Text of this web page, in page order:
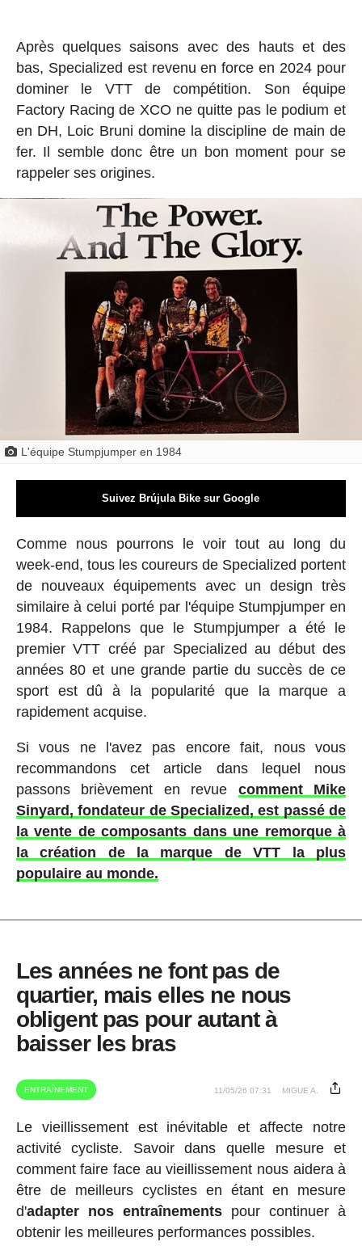
Après quelques saisons avec des hauts et des
bas, Specialized est revenu en force en 2024 pour
dominer le VTT de compétition. Son équipe
Factory Racing de XCO ne quitte pas le podium et
en DH, Loic Bruni domine la discipline de main de
fer. Il semble donc être un bon moment pour se
rappeler ses origines.
L'équipe Stumpjumper en 1984
Suivez Brújula Bike sur Google
Comme nous pourrons le voir tout au long du
week-end, tous les coureurs de Specialized portent
de nouveaux équipements avec un design très
similaire à celui porté par l'équipe Stumpjumper en
1984. Rappelons que le Stumpjumper a été le
premier VTT créé par Specialized au début des
années 80 et une grande partie du succès de ce
sport est dû à la popularité que la marque a
rapidement acquise.
Si vous ne l'avez pas encore fait, nous vous
recommandons cet article dans lequel nous
passons brièvement en revue comment Mike
Sinyard, fondateur de Specialized, est passé de
la vente de composants dans une remorque à
la création de la marque de VTT la plus
populaire au monde.
Les années ne font pas de
quartier, mais elles ne nous
obligent pas pour autant à
baisser les bras
ENTRAÎNEMENT 11/05/26 07:31 MIGUE A.
Le vieillissement est inévitable et affecte notre
activité cycliste. Savoir dans quelle mesure et
comment faire face au vieillissement nous aidera à
être de meilleurs cyclistes en étant en mesure
d'adapter nos entraînementspour continuer à
obtenir les meilleures performances possibles.